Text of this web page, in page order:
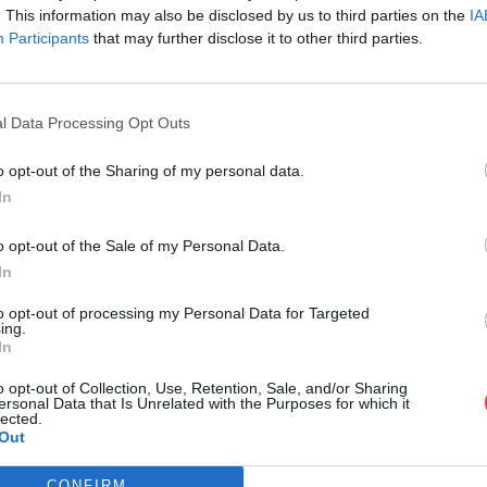
This information may also be disclosed by us to third parties on the
Participants that may further disclose it to other third parties.
Data Processing Opt Outs
opt-out of the Sharing of my personal data.
opt-out of the Sale of my Personal Data.
opt-out of processing my Personal Data for Targeted
opt-out of Collection, Use, Retention, Sale, and/or Sharing
Data that Is Unrelated with the Purposes for which it